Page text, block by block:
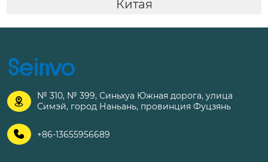
Китая

№ 310, № 399, Синьхуа Южная дорога, улица
Симэй, город Наньань, провинция Фуцзянь
 +86-13655956689